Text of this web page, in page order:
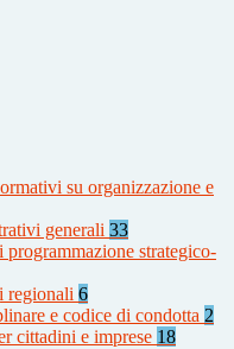
su organizzazione e
generali 33
strategico-
regionali 6
e codice di condotta 2
cittadini e imprese 18